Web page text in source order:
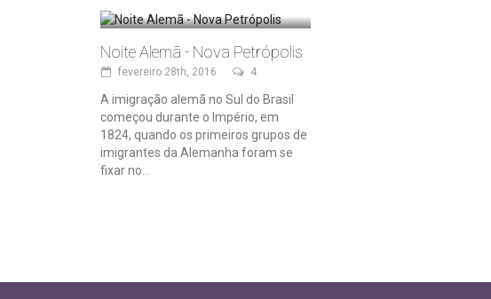
Noite Alemã - Nova Petrópolis
fevereiro 28th, 2016 4
A imigração alemã no Sul do Brasil
começou durante o Império, em
1824, quando os primeiros grupos de
imigrantes da Alemanha foram se
fixar no...